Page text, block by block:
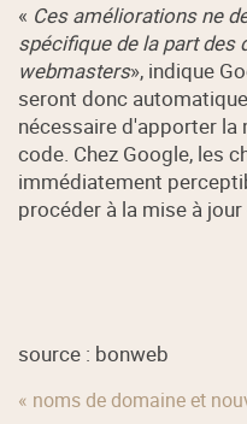
« Ces améliorations ne
spécifique de la part des
webmasters», indique
seront donc
nécessaire d'apporter
code. Chez Google, les
immédiatement
procéder à la mise à
source : bonweb
« noms de domaine et